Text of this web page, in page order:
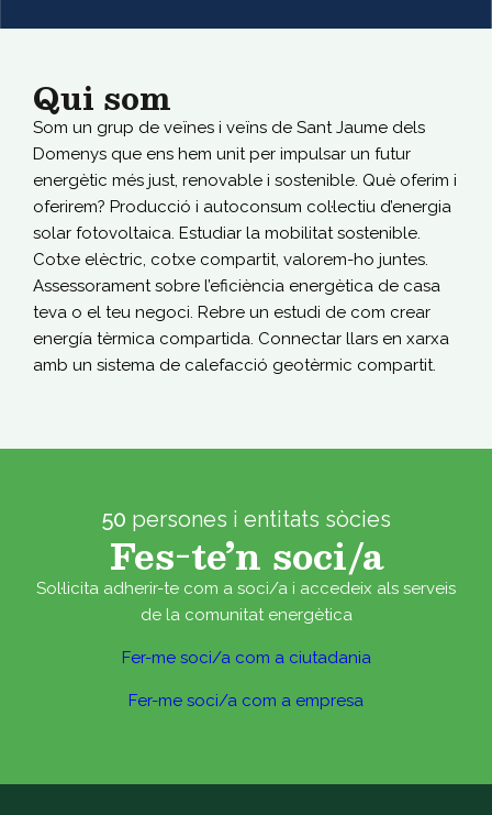
Qui som
Som un grup de veïnes i veïns de Sant Jaume dels
Domenys que ens hem unit per impulsar un futur
energètic més just, renovable i sostenible. Què oferim i
oferirem? Producció i autoconsum col·lectiu d’energia
solar fotovoltaica. Estudiar la mobilitat sostenible.
Cotxe elèctric, cotxe compartit, valorem-ho juntes.
Assessorament sobre l’eficiència energètica de casa
teva o el teu negoci. Rebre un estudi de com crear
energía tèrmica compartida. Connectar llars en xarxa
amb un sistema de calefacció geotèrmic compartit.
50 persones i entitats sòcies
Fes-te’n soci/a
Sol·licita adherir-te com a soci/a i accedeix als serveis
de la comunitat energètica
Fer-me soci/a com a ciutadania
Fer-me soci/a com a empresa